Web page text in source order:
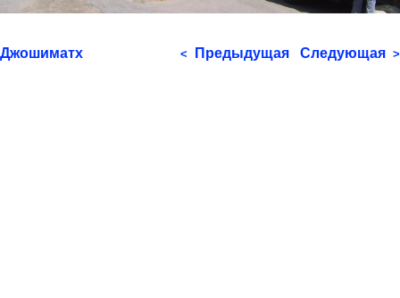
Джошиматх < Предыдущая Следующая >